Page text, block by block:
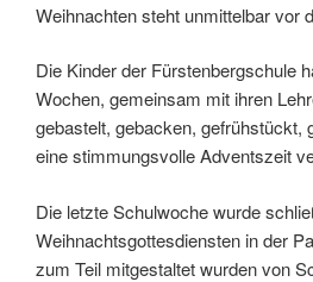
Weihnachten steht unmittelbar vor
Die Kinder der Fürstenbergschule
Wochen, gemeinsam mit ihren
gebastelt, gebacken, gefrühstückt,
eine stimmungsvolle Adventszeit
Die letzte Schulwoche wurde
Weihnachtsgottesdiensten in der
zum Teil mitgestaltet wurden von